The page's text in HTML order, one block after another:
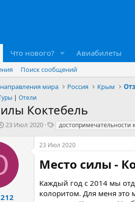
Что нового? Авиабилеты
Поиск сообщений
мира
Россия Крым
| Отели
Коктебель
Д
т
н
а
а
л
23 Июл 2020
Т
г
и
достопримечательности
23 Июл 2020
Место силы -
Каждый год с 2014 мы
колоритом. Для меня это